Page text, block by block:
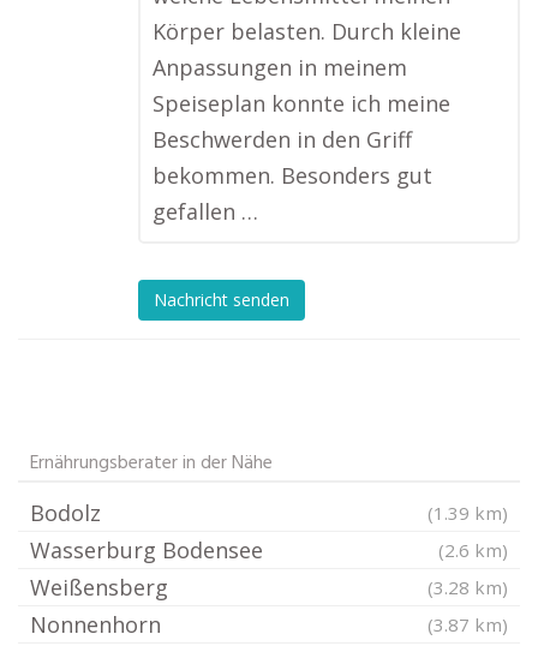
Körper belasten. Durch kleine
Anpassungen in meinem
Speiseplan konnte ich meine
Beschwerden in den Griff
bekommen. Besonders gut
gefallen …
Nachricht senden
Ernährungsberater in der Nähe
Bodolz (1.39 km)
Wasserburg Bodensee (2.6 km)
Weißensberg (3.28 km)
Nonnenhorn (3.87 km)